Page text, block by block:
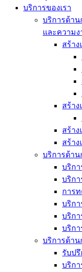
บริการของเรา
บริการด้า
และความง
สร้า
สร้า
สร้า
สร้า
บริการด้า
บริก
บริก
การ
บริก
บริก
บริก
บริการด้าน
รับป
บริก